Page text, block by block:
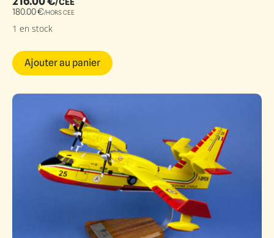
/CEE
180.00€/HORS CEE
1 en stock
Ajouter au panier